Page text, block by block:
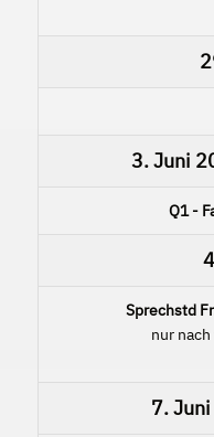
3. Juni
Q1 -
Sprechstd
nur
7.